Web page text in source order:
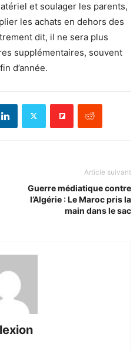
et soulager les parents,
les achats en dehors des
dit, il ne sera plus
supplémentaires, souvent
d’année.
Article suivant
Guerre médiatique contre
l’Algérie : Le Maroc pris la
main dans le sac